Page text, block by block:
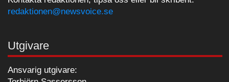
redaktionen@newsvoice.se
Utgivare
Ansvarig utgivare: